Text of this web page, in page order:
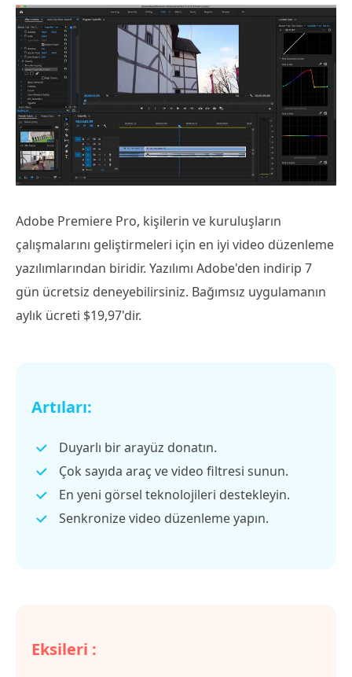
Adobe Premiere Pro, kişilerin ve kuruluşların
çalışmalarını geliştirmeleri için en iyi video düzenleme
yazılımlarından biridir. Yazılımı Adobe'den indirip 7
gün ücretsiz deneyebilirsiniz. Bağımsız uygulamanın
aylık ücreti $19,97'dir.
Artıları:
Duyarlı bir arayüz donatın.
Çok sayıda araç ve video filtresi sunun.
En yeni görsel teknolojileri destekleyin.
Senkronize video düzenleme yapın.
Eksileri :